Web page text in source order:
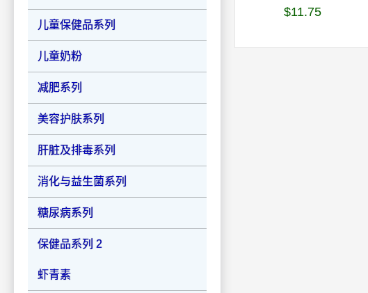
儿童保健品系列
儿童奶粉
减肥系列
美容护肤系列
肝脏及排毒系列
消化与益生菌系列
糖尿病系列
保健品系列 2
虾青素
$11.75